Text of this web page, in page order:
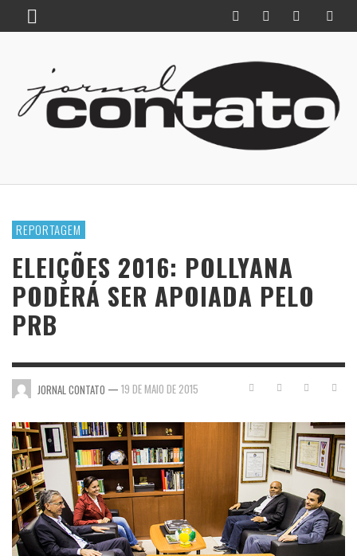
REPORTAGEM
ELEIÇÕES 2016: POLLYANA
PODERÁ SER APOIADA PELO
PRB
JORNAL CONTATO — 19 DE MAIO DE 2015